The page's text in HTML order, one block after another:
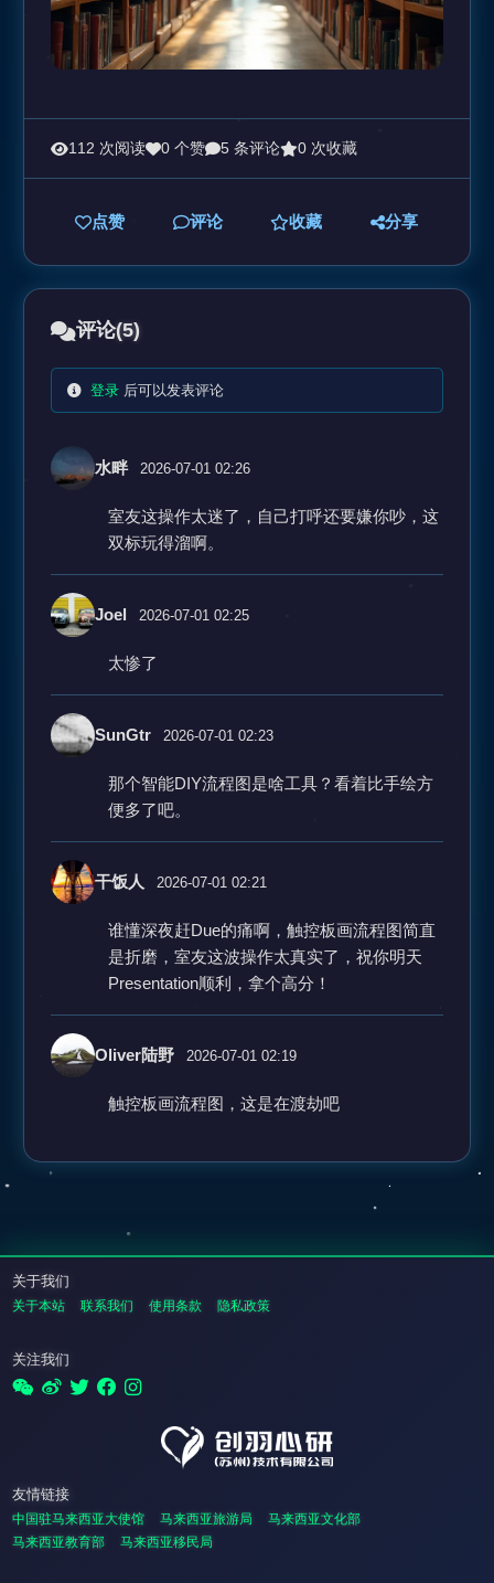
112 次阅读 0 个赞 5 条评论 0 次收藏
点赞 评论 收藏 分享
评论(5)
登录后可以发表评论
水畔 2026-07-01 02:26
室友这操作太迷了，自己打呼还要嫌你吵，这
双标玩得溜啊。
Joel 2026-07-01 02:25
太惨了
SunGtr 2026-07-01 02:23
那个智能DIY流程图是啥工具？看着比手绘方
便多了吧。
干饭人 2026-07-01 02:21
谁懂深夜赶Due的痛啊，触控板画流程图简直
是折磨，室友这波操作太真实了，祝你明天
Presentation顺利，拿个高分！
Oliver陆野 2026-07-01 02:19
触控板画流程图，这是在渡劫吧
关于我们
关于本站 联系我们 使用条款 隐私政策
关注我们
友情链接
中国驻马来西亚大使馆 马来西亚旅游局
马来西亚文化部
马来西亚教育部
马来西亚移民局